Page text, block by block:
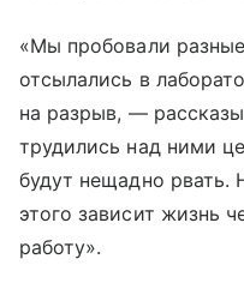
«Мы пробовали
отсылались в
на разрыв, —
трудились над ними
будут нещадно рвать.
этого зависит жизнь
работу».